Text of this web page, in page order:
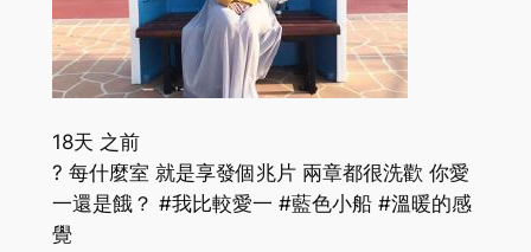
18天 之前
? 每什麼室 就是享發個兆片 兩章都很洗歡 你愛
一還是餓？ #我比較愛一 #藍色小船 #溫暖的感
覺